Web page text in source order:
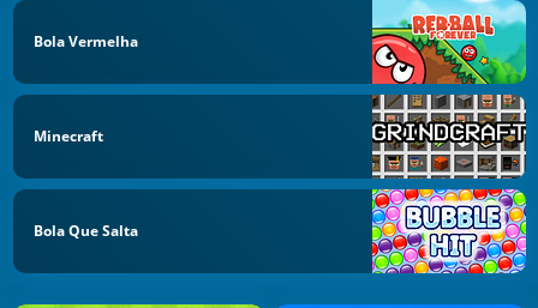
Bola Vermelha
Minecraft
Bola Que Salta